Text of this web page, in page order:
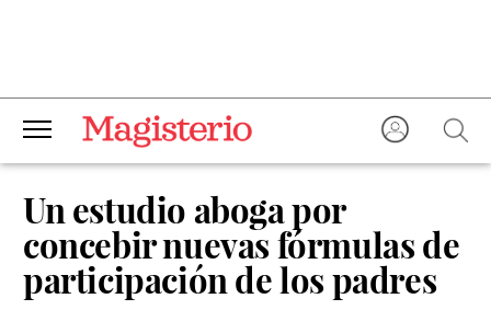
Un estudio aboga por
concebir nuevas fórmulas de
participación de los padres